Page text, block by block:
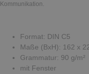
Kommunikation.
Format: DIN C5
Maße (BxH): 162 x
Grammatur: 90 g/m²
mit Fenster